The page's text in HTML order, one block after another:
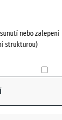
nebo zalepení
strukturou)